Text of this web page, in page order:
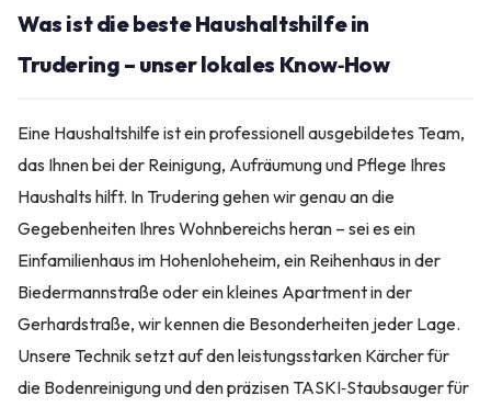
Was ist die beste Haushaltshilfe in
Trudering – unser lokales Know‑How
Eine Haushaltshilfe ist ein professionell ausgebildetes Team,
das Ihnen bei der Reinigung, Aufräumung und Pflege Ihres
Haushalts hilft. In Trudering gehen wir genau an die
Gegebenheiten Ihres Wohnbereichs heran – sei es ein
Einfamilienhaus im Hohenloheheim, ein Reihenhaus in der
Biedermannstraße oder ein kleines Apartment in der
Gerhardstraße, wir kennen die Besonderheiten jeder Lage.
Unsere Technik setzt auf den leistungsstarken Kärcher für
die Bodenreinigung und den präzisen TASKI‑Staubsauger für